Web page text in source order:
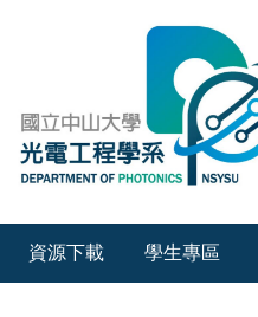
資源下載 學生專區